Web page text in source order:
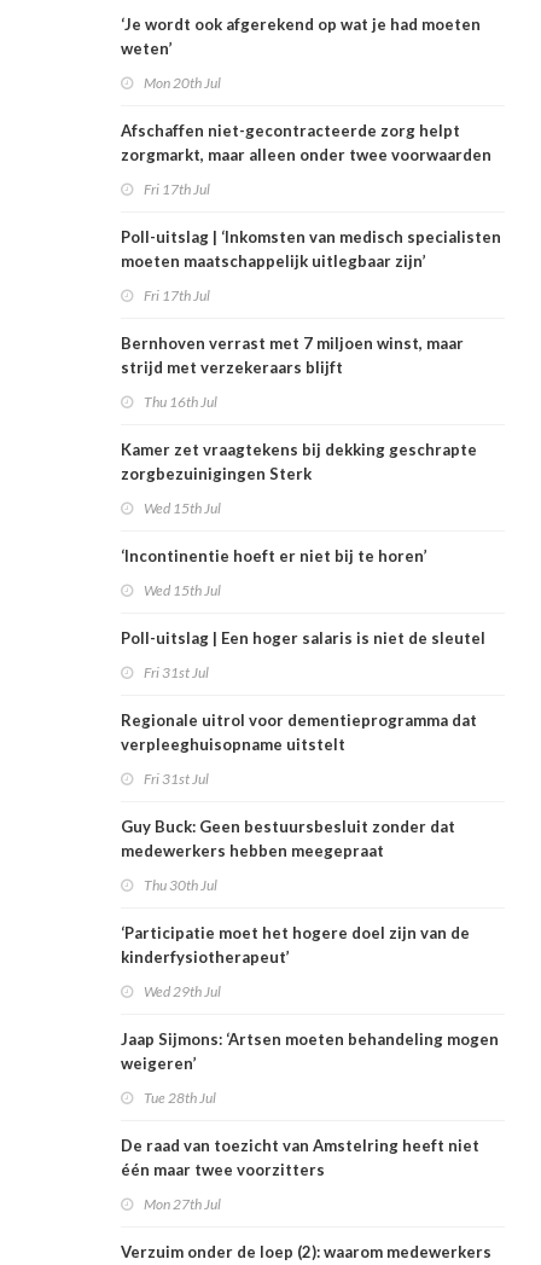
‘Je wordt ook afgerekend op wat je had moeten
weten’
Mon 20th Jul
Afschaffen niet-gecontracteerde zorg helpt
zorgmarkt, maar alleen onder twee voorwaarden
Fri 17th Jul
Poll-uitslag | ‘Inkomsten van medisch specialisten
moeten maatschappelijk uitlegbaar zijn’
Fri 17th Jul
Bernhoven verrast met 7 miljoen winst, maar
strijd met verzekeraars blijft
Thu 16th Jul
Kamer zet vraagtekens bij dekking geschrapte
zorgbezuinigingen Sterk
Wed 15th Jul
‘Incontinentie hoeft er niet bij te horen’
Wed 15th Jul
Poll-uitslag | Een hoger salaris is niet de sleutel
Fri 31st Jul
Regionale uitrol voor dementieprogramma dat
verpleeghuisopname uitstelt
Fri 31st Jul
Guy Buck: Geen bestuursbesluit zonder dat
medewerkers hebben meegepraat
Thu 30th Jul
‘Participatie moet het hogere doel zijn van de
kinderfysiotherapeut’
Wed 29th Jul
Jaap Sijmons: ‘Artsen moeten behandeling mogen
weigeren’
Tue 28th Jul
De raad van toezicht van Amstelring heeft niet
één maar twee voorzitters
Mon 27th Jul
Verzuim onder de loep (2): waarom medewerkers